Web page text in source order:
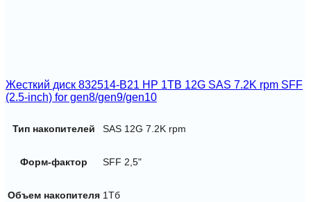
Жесткий диск 832514-B21 HP 1TB 12G SAS 7.2K rpm SFF
(2.5-inch) for gen8/gen9/gen10
Тип накопителей SAS 12G 7.2K rpm
Форм-фактор SFF 2,5"
Объем накопителя 1Тб